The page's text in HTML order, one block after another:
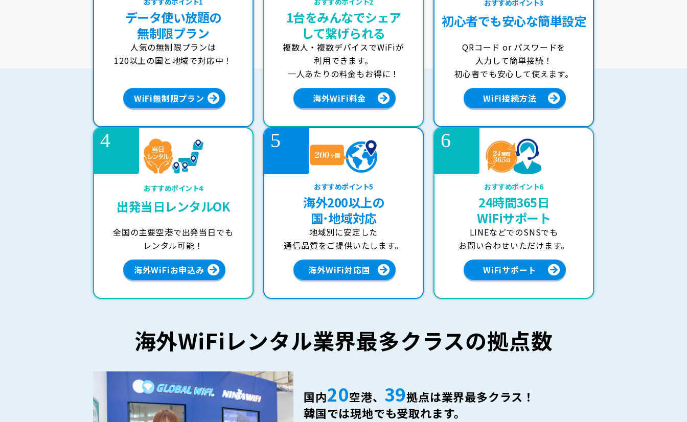
データ使い放題の
無制限プラン
人気の無制限プランは
120以上の国と地域で対応中！
WiFi無制限プラン
1台をみんなでシェア
して繋げられる
複数人・複数デバイスでWiFiが
利用できます。
一人あたりの料金もお得に！
海外WiFi料金
おすすめポイント3
初心者でも安心な簡単設定
QRコード or パスワードを
入力して簡単接続！
初心者でも安心して使えます。
WiFi接続方法
おすすめポイント4
出発当日レンタルOK
全国の主要空港で出発当日でも
レンタル可能！
海外WiFiお申込み
おすすめポイント5
海外200以上の
国･地域対応
地域別に安定した
通信品質をご提供いたします。
海外WiFi対応国
おすすめポイント6
24時間365日
WiFiサポート
LINEなどでのSNSでも
お問い合わせいただけます。
WiFiサポート
海外WiFiレンタル業界最多クラスの拠点数
国内20空港、 39拠点は業界最多クラス！
韓国では現地でも受取れます。